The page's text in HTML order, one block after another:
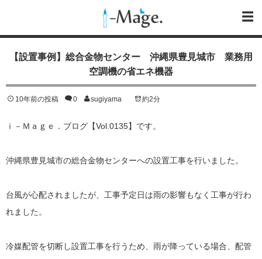
【設置事例】総合金物センター 沖縄県豊見城市 業務用
空調機の省エネ機器
10年前の投稿 0 sugiyama 約2分
ｉ－Ｍａｇｅ．ブログ【Vol.0135】です。
沖縄県豊見城市の総合金物センターへの設置工事を行いました。
台風が心配されましたが、工事予定日は雨の影響もなく工事が行わ
れました。
冷媒配管を切断し設置工事を行うため、雨が降っている場合、配管